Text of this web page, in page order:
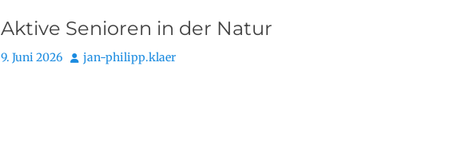
Aktive Senioren in der Natur
Posted
9. Juni 2026 Autor
jan-philipp.klaer